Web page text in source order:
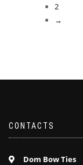
2
→
CONTACTS
Dom Bow Ties